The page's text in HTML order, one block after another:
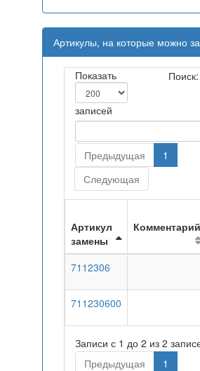
Артикулы, на которые можно
Показать
записей
Поиск:
Предыдущая
1
Следующая
Артикул
замены
Комментарий
7112306
711230600
Записи с 1 до 2 из 2
Предыдущая
1